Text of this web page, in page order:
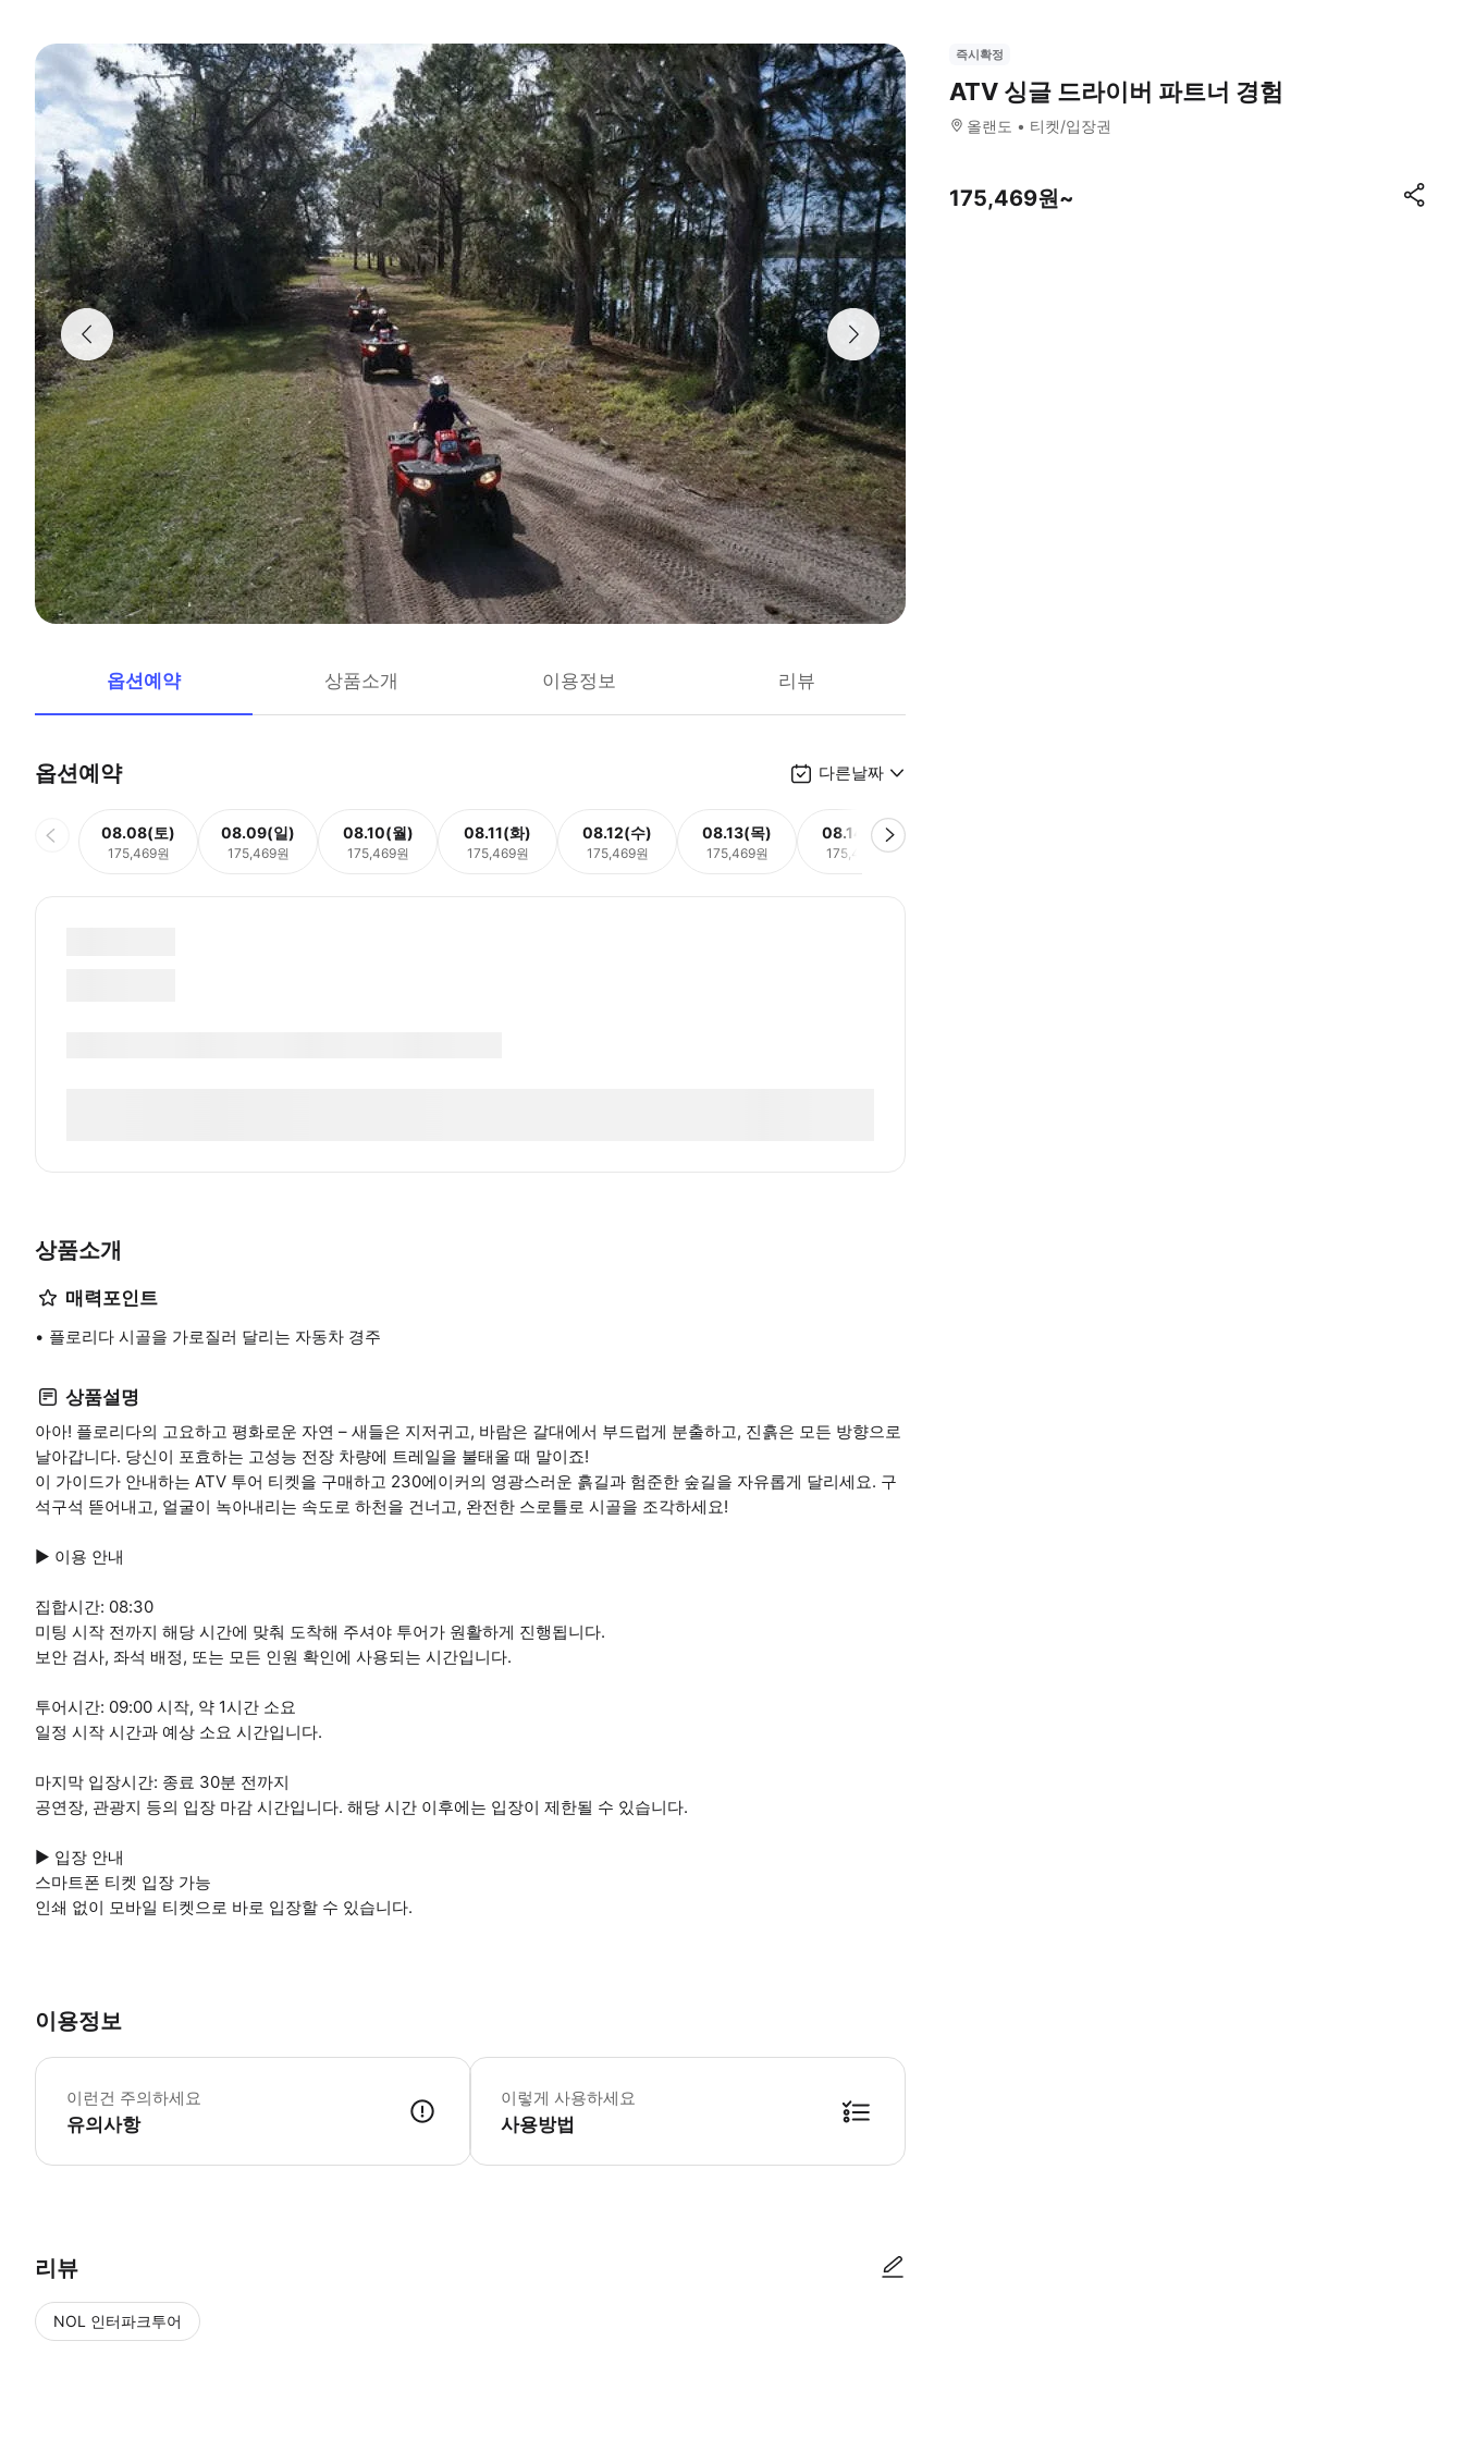
옵션예약 상품소개 이용정보 리뷰
옵션예약 다른날짜
08.08(토)
175,469원
08.09(일)
175,469원
08.10(월)
175,469원
08.11(화)
175,469원
08.12(수)
175,469원
08.13(목)
175,469원
08.14(금)
175,469원
상품소개
매력포인트
플로리다 시골을 가로질러 달리는 자동차 경주
상품설명
아아! 플로리다의 고요하고 평화로운 자연 – 새들은 지저귀고, 바람은 갈대에서 부드럽게 분출하고, 진흙은 모든 방향으로
날아갑니다. 당신이 포효하는 고성능 전장 차량에 트레일을 불태울 때 말이죠!
이 가이드가 안내하는 ATV 투어 티켓을 구매하고 230에이커의 영광스러운 흙길과 험준한 숲길을 자유롭게 달리세요. 구
석구석 뜯어내고, 얼굴이 녹아내리는 속도로 하천을 건너고, 완전한 스로틀로 시골을 조각하세요!
▶ 이용 안내
집합시간: 08:30
미팅 시작 전까지 해당 시간에 맞춰 도착해 주셔야 투어가 원활하게 진행됩니다.
보안 검사, 좌석 배정, 또는 모든 인원 확인에 사용되는 시간입니다.
투어시간: 09:00 시작, 약 1시간 소요
일정 시작 시간과 예상 소요 시간입니다.
마지막 입장시간: 종료 30분 전까지
공연장, 관광지 등의 입장 마감 시간입니다. 해당 시간 이후에는 입장이 제한될 수 있습니다.
▶ 입장 안내
스마트폰 티켓 입장 가능
인쇄 없이 모바일 티켓으로 바로 입장할 수 있습니다.
이용정보
이런건 주의하세요
유의사항
▶ 꼭 알아두세요 * 드라이버 파트너는 만 16세 이상이며 운전면허증과 유효한 사진이 부착된 신분증이 있어야만 합니다 * 밀폐된 신발을 착용하셔야 합니
이렇게 사용하세요
사용방법
리뷰
NOL 인터파크투어
즉시확정
ATV 싱글 드라이버 파트너 경험
올랜도 티켓/입장권
175,469원~